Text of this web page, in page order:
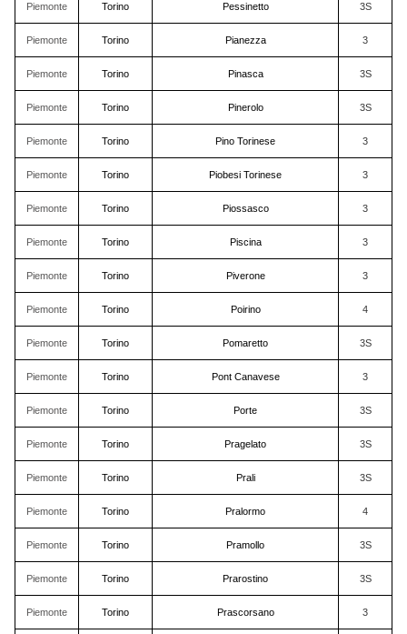
Piemonte Torino Pessinetto 3S
Piemonte Torino Pianezza 3
Piemonte Torino Pinasca 3S
Piemonte Torino Pinerolo 3S
Piemonte Torino Pino Torinese 3
Piemonte Torino Piobesi Torinese 3
Piemonte Torino Piossasco 3
Piemonte Torino Piscina 3
Piemonte Torino Piverone 3
Piemonte Torino Poirino 4
Piemonte Torino Pomaretto 3S
Piemonte Torino Pont Canavese 3
Piemonte Torino Porte 3S
Piemonte Torino Pragelato 3S
Piemonte Torino Prali 3S
Piemonte Torino Pralormo 4
Piemonte Torino Pramollo 3S
Piemonte Torino Prarostino 3S
Piemonte Torino Prascorsano 3